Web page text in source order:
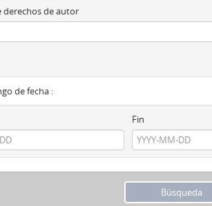
derechos de autor
de fecha :
Fin